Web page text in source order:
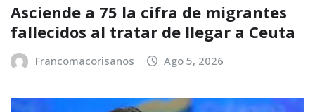
Asciende a 75 la cifra de migrantes
fallecidos al tratar de llegar a Ceuta
Francomacorisanos Ago 5, 2026